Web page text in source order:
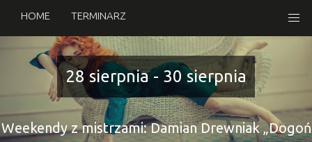
HOME TERMINARZ
28 sierpnia - 30 sierpnia
Weekendy z mistrzami: Damian Drewniak „Dogoń